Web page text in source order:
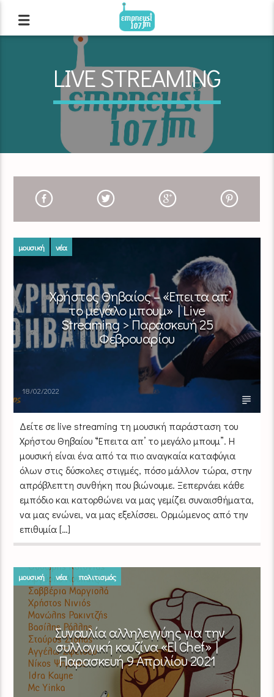
LIVE STREAMING
μουσική νέα
Χρήστος Θηβαίος – «Έπειτα απ’
το μεγάλο μπουμ» | Live
Streaming > Παρασκευή 25
Φεβρουαρίου
18/02/2022
Δείτε σε live streaming τη μουσική παράσταση του
Χρήστου Θηβαίου “Έπειτα απ’ το μεγάλο μπουμ”. Η
μουσική είναι ένα από τα πιο αναγκαία καταφύγια
όλων στις δύσκολες στιγμές, πόσο μάλλον τώρα, στην
απρόβλεπτη συνθήκη που βιώνουμε. Ξεπερνάει κάθε
εμπόδιο και κατορθώνει να μας γεμίζει συναισθήματα,
να μας ενώνει, να μας εξελίσσει. Ορμώμενος από την
επιθυμία […]
μουσική νέα πολιτισμός
Συναυλία αλληλεγγύης για την
συλλογική κουζίνα «El Chef» |
Παρασκευή 9 Απριλίου 2021